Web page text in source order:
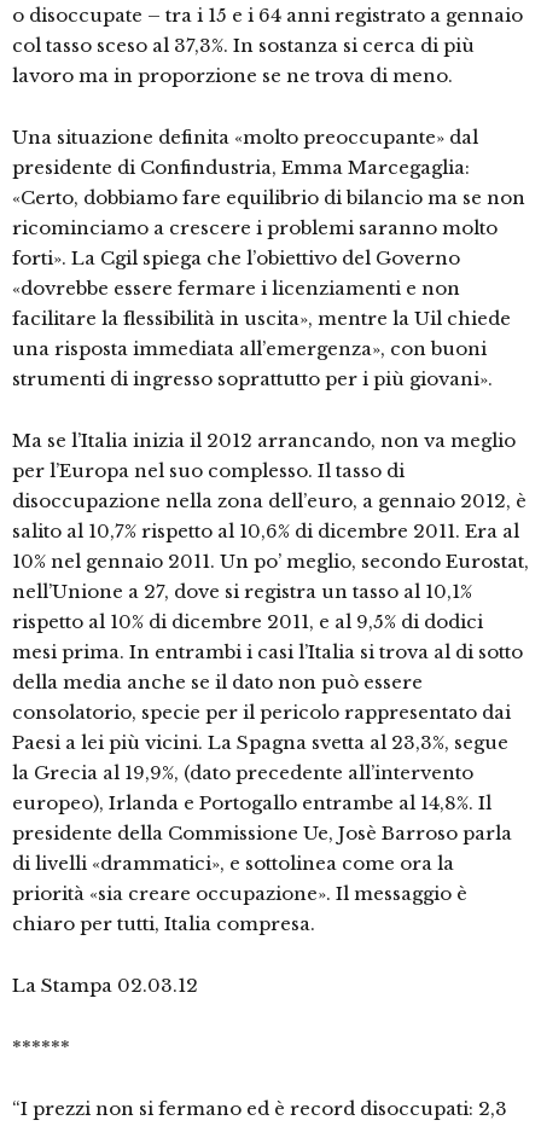
o disoccupate – tra i 15 e i 64 anni registrato a gennaio
col tasso sceso al 37,3%. In sostanza si cerca di più
lavoro ma in proporzione se ne trova di meno.
Una situazione definita «molto preoccupante» dal
presidente di Confindustria, Emma Marcegaglia:
«Certo, dobbiamo fare equilibrio di bilancio ma se non
ricominciamo a crescere i problemi saranno molto
forti». La Cgil spiega che l’obiettivo del Governo
«dovrebbe essere fermare i licenziamenti e non
facilitare la flessibilità in uscita», mentre la Uil chiede
una risposta immediata all’emergenza», con buoni
strumenti di ingresso soprattutto per i più giovani».
Ma se l’Italia inizia il 2012 arrancando, non va meglio
per l’Europa nel suo complesso. Il tasso di
disoccupazione nella zona dell’euro, a gennaio 2012, è
salito al 10,7% rispetto al 10,6% di dicembre 2011. Era al
10% nel gennaio 2011. Un po’ meglio, secondo Eurostat,
nell’Unione a 27, dove si registra un tasso al 10,1%
rispetto al 10% di dicembre 2011, e al 9,5% di dodici
mesi prima. In entrambi i casi l’Italia si trova al di sotto
della media anche se il dato non può essere
consolatorio, specie per il pericolo rappresentato dai
Paesi a lei più vicini. La Spagna svetta al 23,3%, segue
la Grecia al 19,9%, (dato precedente all’intervento
europeo), Irlanda e Portogallo entrambe al 14,8%. Il
presidente della Commissione Ue, Josè Barroso parla
di livelli «drammatici», e sottolinea come ora la
priorità «sia creare occupazione». Il messaggio è
chiaro per tutti, Italia compresa.
La Stampa 02.03.12
******
“I prezzi non si fermano ed è record disoccupati: 2,3